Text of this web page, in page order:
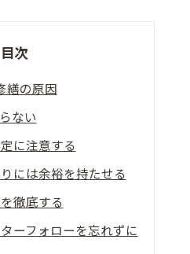
目次
繕の原因
ない
に注意する
には余裕を持たせる
徹底する
ーフォローを忘れずに